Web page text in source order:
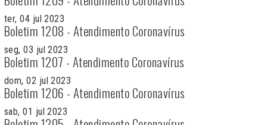
ter, 04 jul 2023
Boletim 1208 - Atendimento Coronavírus
seg, 03 jul 2023
Boletim 1207 - Atendimento Coronavírus
dom, 02 jul 2023
Boletim 1206 - Atendimento Coronavírus
sab, 01 jul 2023